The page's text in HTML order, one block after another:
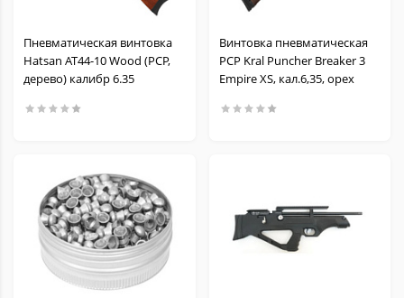
Пневматическая винтовка
Hatsan AT44-10 Wood (PCP,
дерево) калибр 6.35
Винтовка пневматическая
PCP Kral Puncher Breaker 3
Empire XS, кал.6,35, орех